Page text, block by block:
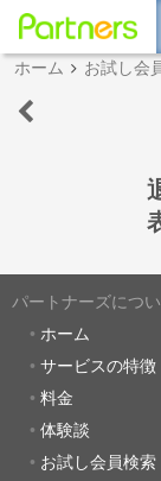
ホーム お試し会
パートナーズにつ
ホーム
サービスの特徴
料金
体験談
お試し会員検索